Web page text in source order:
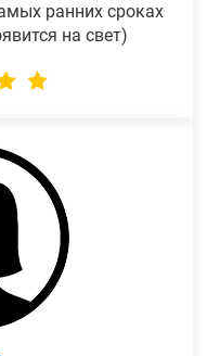
ранних сроках
на свет)